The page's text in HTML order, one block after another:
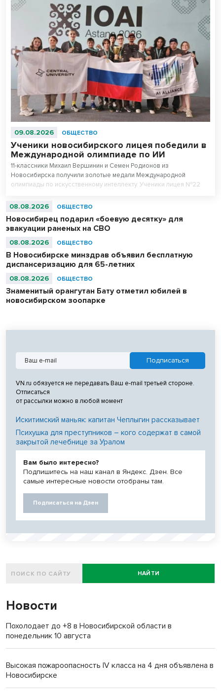
09.08.2026 ОБЩЕСТВО
Ученики новосибирского лицея победили в
Международной олимпиаде по ИИ
11-классники Михаил Вершинин и Семен Родионов из
Новосибирска получили золотые медали Международной
олимпиады по искусственному интеллекту. Ученики лицея №22
абсолютными чемпионами соревнований.
08.08.2026 ОБЩЕСТВО
Новосибирец подарил «боевую десятку» для
эвакуации раненых на СВО
08.08.2026 ОБЩЕСТВО
В Новосибирске минздрав объявил бесплатную
диспансеризацию для 65-летних
08.08.2026 ОБЩЕСТВО
Знаменитый орангутан Бату отметил юбилей в
новосибирском зоопарке
VN.ru обязуется не передавать Ваш e-mail третьей стороне.
Отписаться
от рассылки можно в любой момент
Искитимский маньяк: капитан Чеплыгин рассказывает
Психушка для преступников – кого содержат в самой
закрытой лечебнице за Уралом
Вам было интересно?
Подпишитесь на наш канал в Яндекс. Дзен. Все
самые интересные новости отобраны там.
Подписаться на Дзен
НАЙТИ
Новости
Похолодает до +8 в Новосибирской области в
понедельник 10 августа
Высокая пожароопасность IV класса на 4 дня объявлена в
Новосибирске